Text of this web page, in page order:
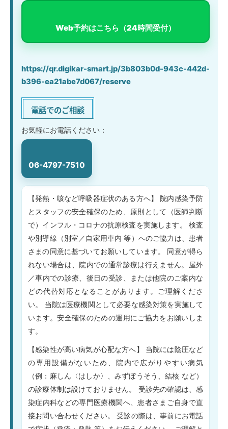
Web予約はこちら（24時間受付）
https://qr.digikar-smart.jp/3b803b0d-943c-442d-
b396-ea21abe7d067/reserve
電話でのご相談
お気軽にお電話ください：
06-4797-7510
【発熱・咳など呼吸器症状のある方へ】 院内感染予防
とスタッフの安全確保のため、原則として（医師判断
で）インフル・コロナの抗原検査を実施します。 検査
や別導線（別室／自家用車内 等）へのご協力は、患者
さまの同意に基づいてお願いしています。 同意が得ら
れない場合は、院内での通常診療は行えません。屋外
／車内での診療、後日の受診、または他院のご案内な
どの代替対応となることがあります。ご理解くださ
い。 当院は医療機関として必要な感染対策を実施して
います。安全確保のための運用にご協力をお願いしま
す。
【感染性が高い病気が心配な方へ】 当院には陰圧など
の専用設備がないため、院内で広がりやすい病気
（例：麻しん〈はしか〉、みずぼうそう、結核 など）
の診療体制は設けておりません。 受診先の確認は、感
染症内科などの専門医療機関へ、患者さまご自身で直
接お問い合わせください。 受診の際は、事前にお電話